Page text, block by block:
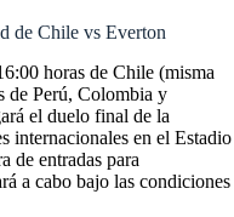
de Chile vs Everton
horas de Chile (misma
de Perú, Colombia y
el duelo final de la
internacionales en el Estadio
de entradas para
a cabo bajo las condiciones